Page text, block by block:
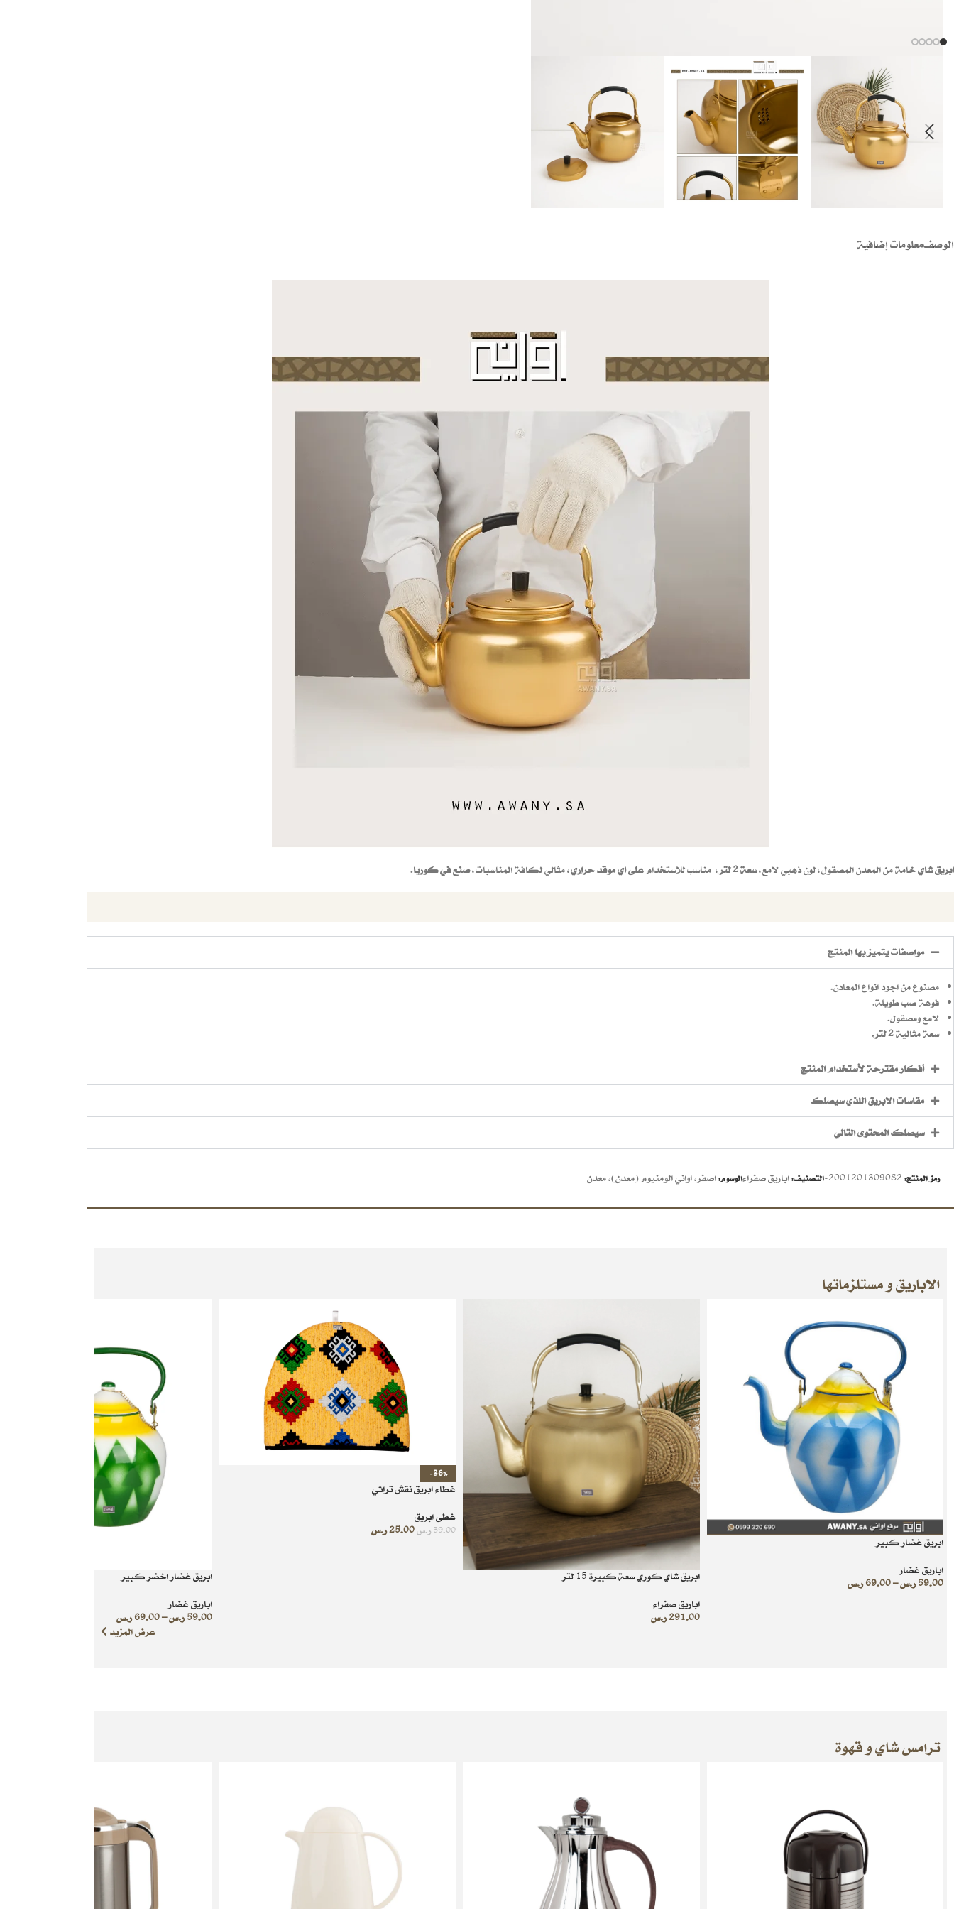
الوصفمعلومات إضافية
ابريق شايخامة من المعدن المصقول، لون ذهبي لامع،سعة 2 لتر ، مناسب للاستخدامعلى اي موقد حراري، مثالي لكافة المناسبات،صنع في كوريا.
مواصفات يتميز بها المنتج
مصنوع من اجود انواع المعادن.
فوهة صب طويلة.
لامع ومصقول.
سعة مثالية2 لتر .
أفكار مقترحة لأستخدام المنتج
مقاسات الابريق اللذي سيصلك
سيصلك المحتوى التالي
رمز المنتج: 2001201309082- التصنيف:اباريق صفراءالوسوم:اصفر,اواني الومنيوم (معدن),معدن
الاباريق و مستلزماتها
ابريق غضار كبير
اباريق غضار
59.00ر.س–
69.00ر.س
ابريق شاي كوري سعة كبيرة 15 لتر
اباريق صفراء
291.00ر.س
-36%
غطاء ابريق نقش تراثي
غطى ابريق
39.00ر.س25.00ر.س
ابريق غضار اخضر كبير
اباريق غضار
59.00 ر.س–
69.00 ر.س
عرض المزيد
ترامس شاي و قهوة